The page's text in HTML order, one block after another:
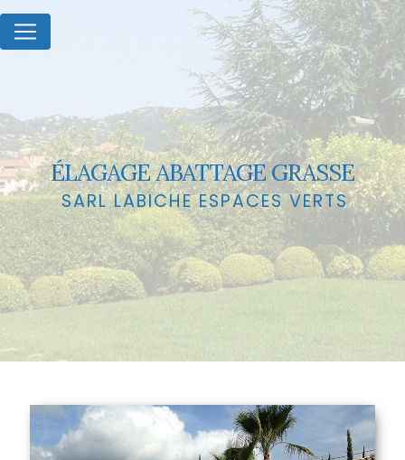
ÉLAGAGE ABATTAGE GRASSE
SARL LABICHE ESPACES VERTS
Panneau de gestion des cookies